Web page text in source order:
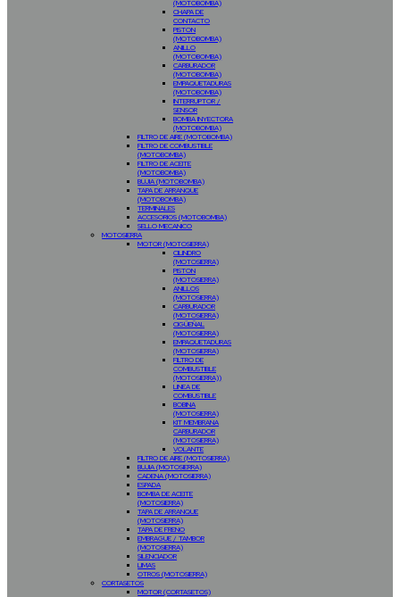
(MOTOBOMBA)
CHAPA DE
CONTACTO
PISTON
(MOTOBOMBA)
ANILLO
(MOTOBOMBA)
CARBURADOR
(MOTOBOMBA)
EMPAQUETADURAS
(MOTOBOMBA)
INTERRUPTOR /
SENSOR
BOMBA INYECTORA
(MOTOBOMBA)
FILTRO DE AIRE (MOTOBOMBA)
FILTRO DE COMBUSTIBLE
(MOTOBOMBA)
FILTRO DE ACEITE
(MOTOBOMBA)
BUJIA (MOTOBOMBA)
TAPA DE ARRANQUE
(MOTOBOMBA)
TERMINALES
ACCESORIOS (MOTOBOMBA)
SELLO MECANICO
MOTOSIERRA
MOTOR (MOTOSIERRA)
CILINDRO
(MOTOSIERRA)
PISTON
(MOTOSIERRA)
ANILLOS
(MOTOSIERRA)
CARBURADOR
(MOTOSIERRA)
CIGÜEÑAL
(MOTOSIERRA)
EMPAQUETADURAS
(MOTOSIERRA)
FILTRO DE
COMBUSTIBLE
(MOTOSIERRA))
LINEA DE
COMBUSTIBLE
BOBINA
(MOTOSIERRA)
KIT MEMBRANA
CARBURADOR
(MOTOSIERRA)
VOLANTE
FILTRO DE AIRE (MOTOSIERRA)
BUJIA (MOTOSIERRA)
CADENA (MOTOSIERRA)
ESPADA
BOMBA DE ACEITE
(MOTOSIERRA)
TAPA DE ARRANQUE
(MOTOSIERRA)
TAPA DE FRENO
EMBRAGUE / TAMBOR
(MOTOSIERRA)
SILENCIADOR
LIMAS
OTROS (MOTOSIERRA)
CORTASETOS
MOTOR (CORTASETOS)